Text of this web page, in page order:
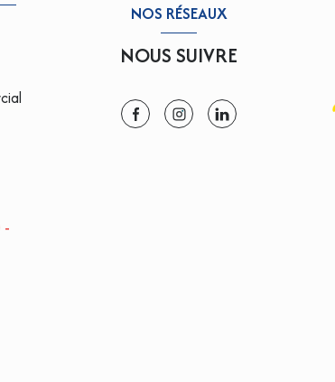
-
NOS RÉSEAUX
NOUS SUIVRE